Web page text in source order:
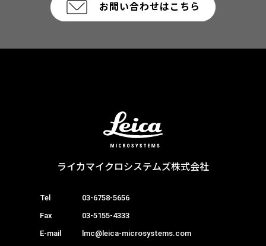
お問い合わせはこちら
ライカマイクロシステムズ株式会社
Tel
03-6758-5656
Fax
03-5155-4333
E-mail
lmc@leica-microsystems.com